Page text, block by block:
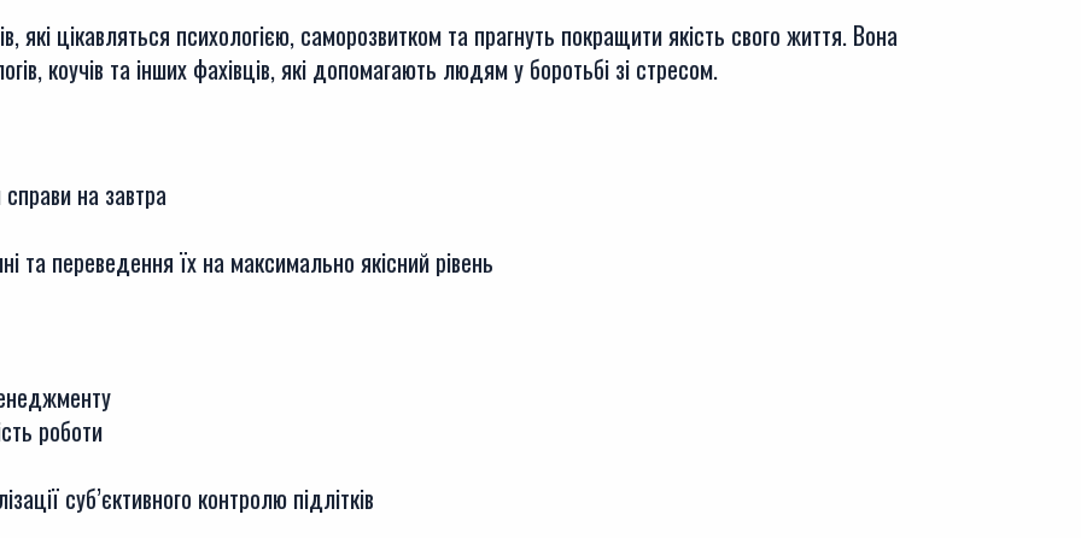
які цікавляться психологією, саморозвитком та прагнуть покращити якість свого життя. Вона
коучів та інших фахівців, які допомагають людям у боротьбі зі стресом.
на завтра
та переведення їх на максимально якісний рівень
роботи
суб’єктивного контролю підлітків